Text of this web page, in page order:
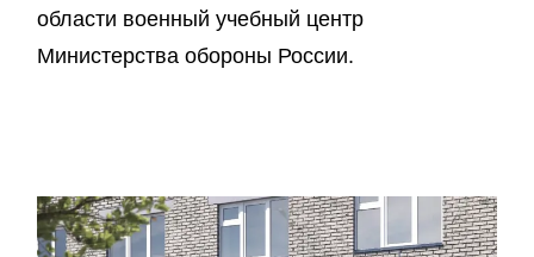
области военный учебный центр
Министерства обороны России.